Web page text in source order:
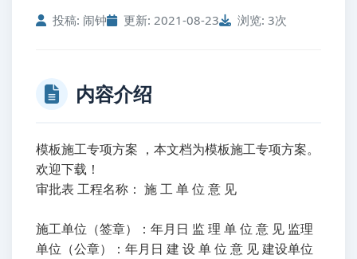
投稿: 闹钟 更新: 2021-08-23 浏览: 3次
内容介绍
模板施工专项方案 ，本文档为模板施工专项方案。
欢迎下载！
审批表 工程名称： 施 工 单 位 意 见
施工单位（签章）：年月日 监 理 单 位 意 见 监理
单位（公章）：年月日 建 设 单 位 意 见 建设单位